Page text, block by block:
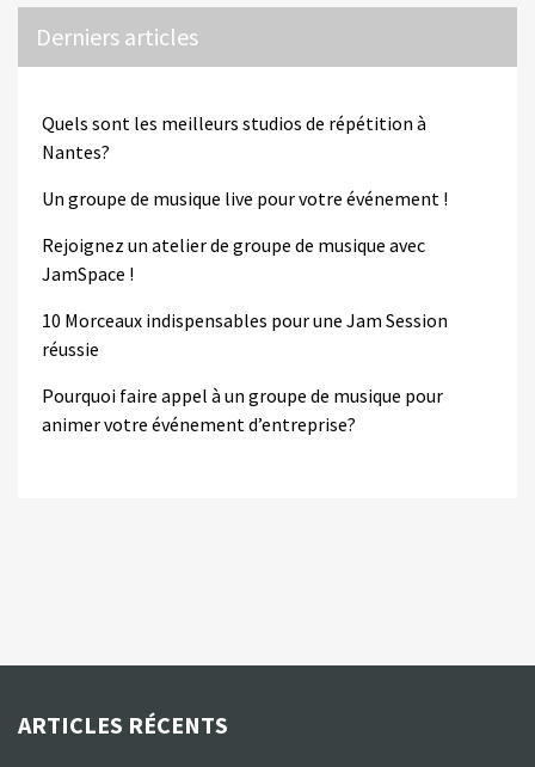
Derniers articles
Quels sont les meilleurs studios de répétition à
Nantes?
Un groupe de musique live pour votre événement !
Rejoignez un atelier de groupe de musique avec
JamSpace !
10 Morceaux indispensables pour une Jam Session
réussie
Pourquoi faire appel à un groupe de musique pour
animer votre événement d’entreprise?
ARTICLES RÉCENTS